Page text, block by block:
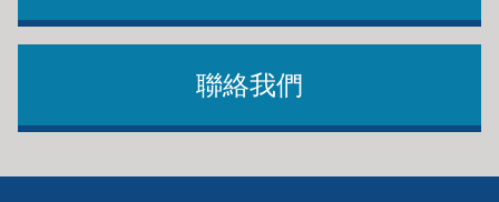
聯絡我們